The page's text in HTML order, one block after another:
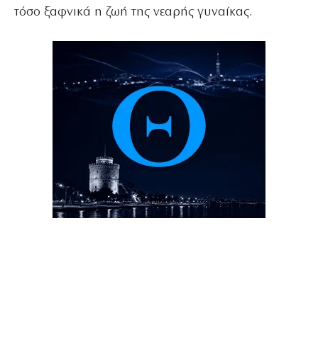
τόσο ξαφνικά η ζωή της νεαρής γυναίκας.